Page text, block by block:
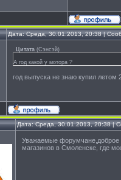
Дата: Среда, 30.01.2013, 20:38 |
Цитата (Сэнсэй)
А год какой у мотора ?
год выпуска не знаю купил летом
Дата: Среда, 30.01.2013, 20:38 |
Уважаемые форумчане,доброе
магазинов в Смоленске, где